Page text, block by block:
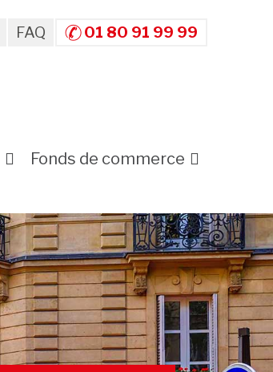
FAQ 01 80 91 99 99
Fonds de commerce